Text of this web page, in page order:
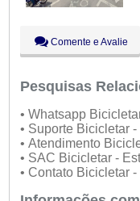
Comente e Avalie
Pesquisas
• Whatsapp
• Suporte Bicicletar
• Atendimento
• SAC Bicicletar -
• Contato Bicicletar